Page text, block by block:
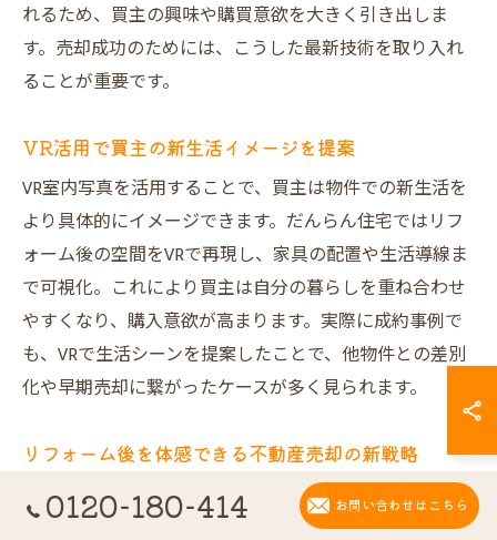
れるため、買主の興味や購買意欲を大きく引き出しま
す。売却成功のためには、こうした最新技術を取り入れ
ることが重要です。
VR活用で買主の新生活イメージを提案
VR室内写真を活用することで、買主は物件での新生活を
より具体的にイメージできます。だんらん住宅ではリフ
ォーム後の空間をVRで再現し、家具の配置や生活導線ま
で可視化。これにより買主は自分の暮らしを重ね合わせ
やすくなり、購入意欲が高まります。実際に成約事例で
も、VRで生活シーンを提案したことで、他物件との差別
化や早期売却に繋がったケースが多く見られます。
リフォーム後を体感できる不動産売却の新戦略
リフォーム後の住空間を体感できるのは、だんらん住宅
のプレミアム不動産売却ならではの強みです。買主の多
0120-180-414 お問い合わせはこちら